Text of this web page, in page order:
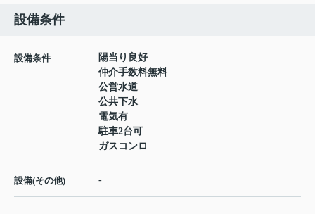
設備条件
設備条件
陽当り良好
仲介手数料無料
公営水道
公共下水
電気有
駐車2台可
ガスコンロ
設備(その他) -